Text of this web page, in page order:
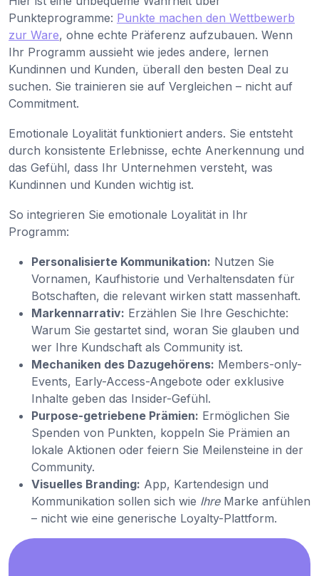
Punkteprogramme: Punkte machen den Wettbewerb
zur Ware, ohne echte Präferenz aufzubauen. Wenn
Ihr Programm aussieht wie jedes andere, lernen
Kundinnen und Kunden, überall den besten Deal zu
suchen. Sie trainieren sie auf Vergleichen – nicht auf
Commitment.
Emotionale Loyalität funktioniert anders. Sie entsteht
durch konsistente Erlebnisse, echte Anerkennung und
das Gefühl, dass Ihr Unternehmen versteht, was
Kundinnen und Kunden wichtig ist.
So integrieren Sie emotionale Loyalität in Ihr
Programm:
Personalisierte Kommunikation: Nutzen Sie
Vornamen, Kaufhistorie und Verhaltensdaten für
Botschaften, die relevant wirken statt massenhaft.
Markennarrativ: Erzählen Sie Ihre Geschichte:
Warum Sie gestartet sind, woran Sie glauben und
wer Ihre Kundschaft als Community ist.
Mechaniken des Dazugehörens: Members-only-
Events, Early-Access-Angebote oder exklusive
Inhalte geben das Insider-Gefühl.
Purpose-getriebene Prämien: Ermöglichen Sie
Spenden von Punkten, koppeln Sie Prämien an
lokale Aktionen oder feiern Sie Meilensteine in der
Community.
Visuelles Branding: App, Kartendesign und
Kommunikation sollen sich wie IhreMarke anfühlen
– nicht wie eine generische Loyalty-Plattform.